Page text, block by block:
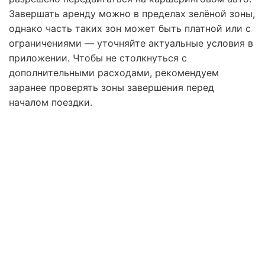
Завершать аренду можно в пределах зелёной зоны,
однако часть таких зон может быть платной или с
ограничениями — уточняйте актуальные условия в
приложении. Чтобы не столкнуться с
дополнительными расходами, рекомендуем
заранее проверять зоны завершения перед
началом поездки.